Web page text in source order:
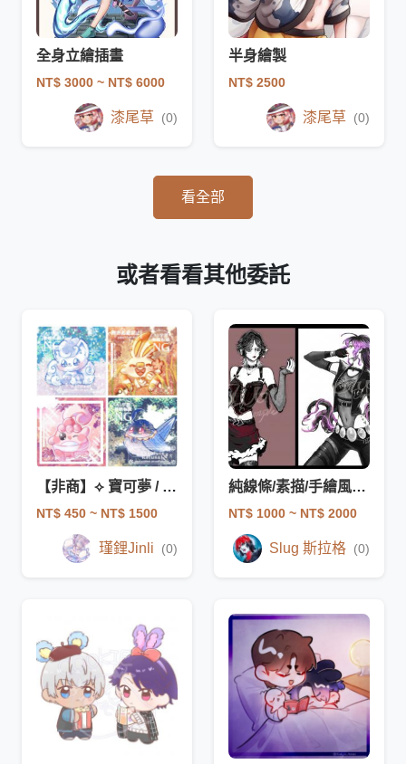
全身立繪插畫
NT$ 3000 ~ NT$ 6000
漆尾草 (0)
半身繪製
NT$ 2500
漆尾草 (0)
看全部
或者看看其他委託
【非商】⟡ 寶可夢 / 動物塑 驚喜包 ⟡
NT$ 450 ~ NT$ 1500
瑾鋰Jinli (0)
純線條/素描/手繪風格/半身/全身 插畫/時尚插畫
NT$ 1000 ~ NT$ 2000
Slug 斯拉格 (0)